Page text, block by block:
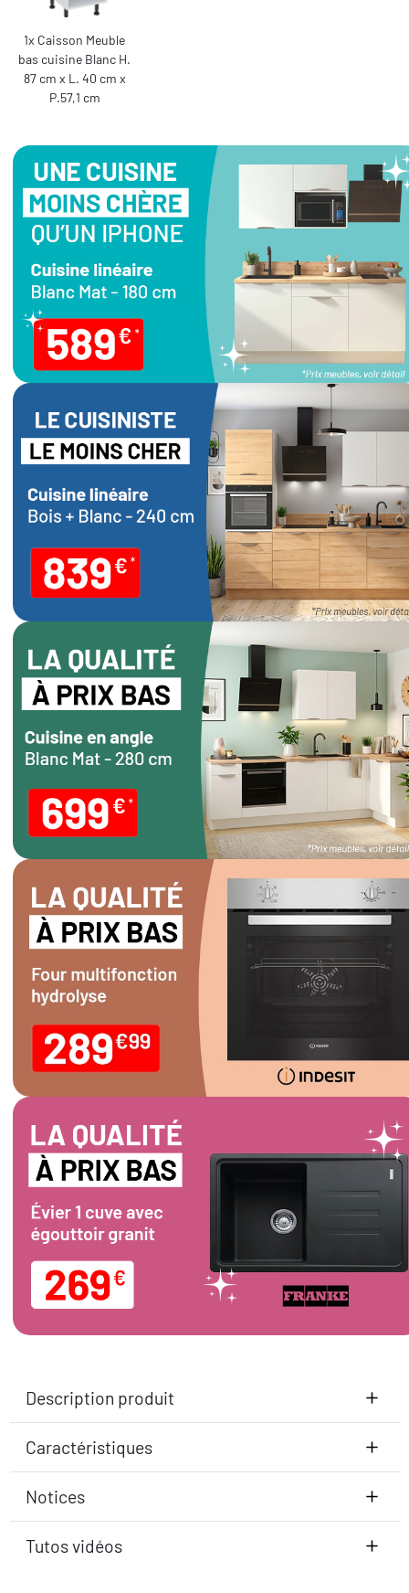
1x Caisson Meuble
bas cuisine Blanc H.
87 cm x L. 40 cm x
P.57,1 cm
Description produit
Caractéristiques
Notices
Tutos vidéos